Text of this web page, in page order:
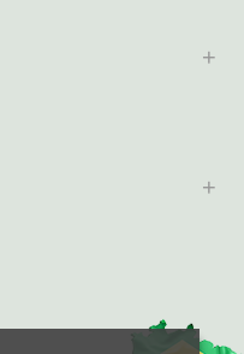
+
+